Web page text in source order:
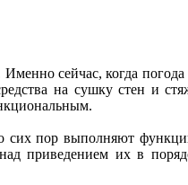
Именно сейчас, когда
на сушку стен и
пор выполняют
приведением их в